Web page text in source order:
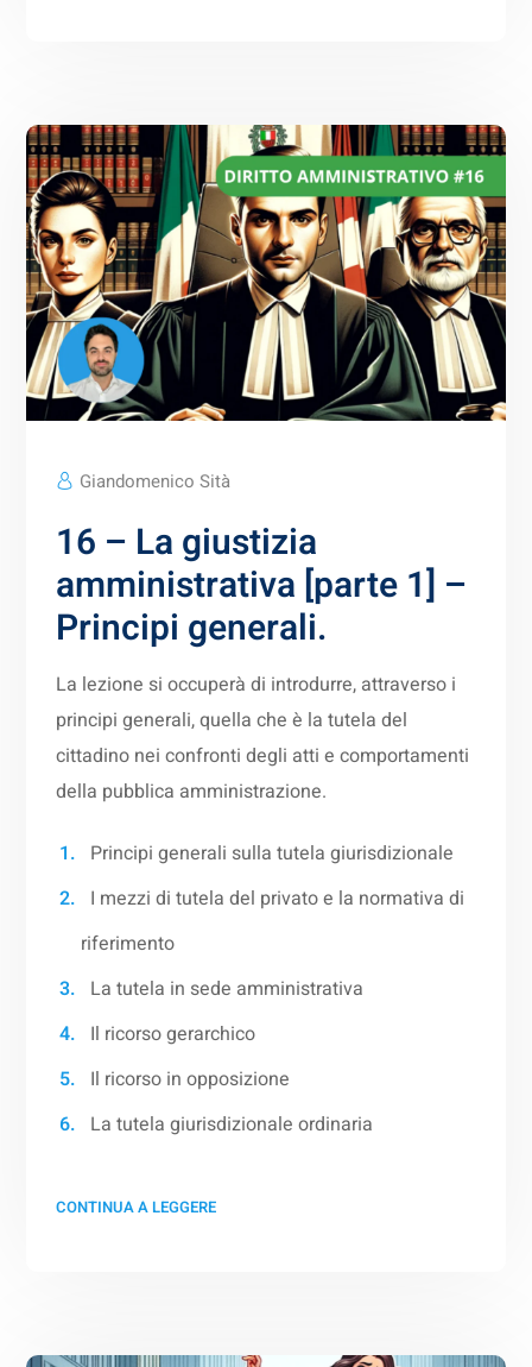
Giandomenico Sità
16 – La giustizia
amministrativa [parte 1] –
Principi generali.
La lezione si occuperà di introdurre, attraverso i
principi generali, quella che è la tutela del
cittadino nei confronti degli atti e comportamenti
della pubblica amministrazione.
Principi generali sulla tutela giurisdizionale
I mezzi di tutela del privato e la normativa di
riferimento
La tutela in sede amministrativa
Il ricorso gerarchico
Il ricorso in opposizione
La tutela giurisdizionale ordinaria
CONTINUA A LEGGERE